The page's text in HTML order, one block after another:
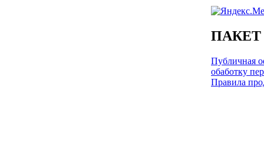
Публичная
обаботку
Правила